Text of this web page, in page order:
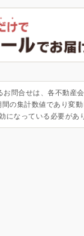
問合せは、各不動産
集計数値であり変
なっている必要があ